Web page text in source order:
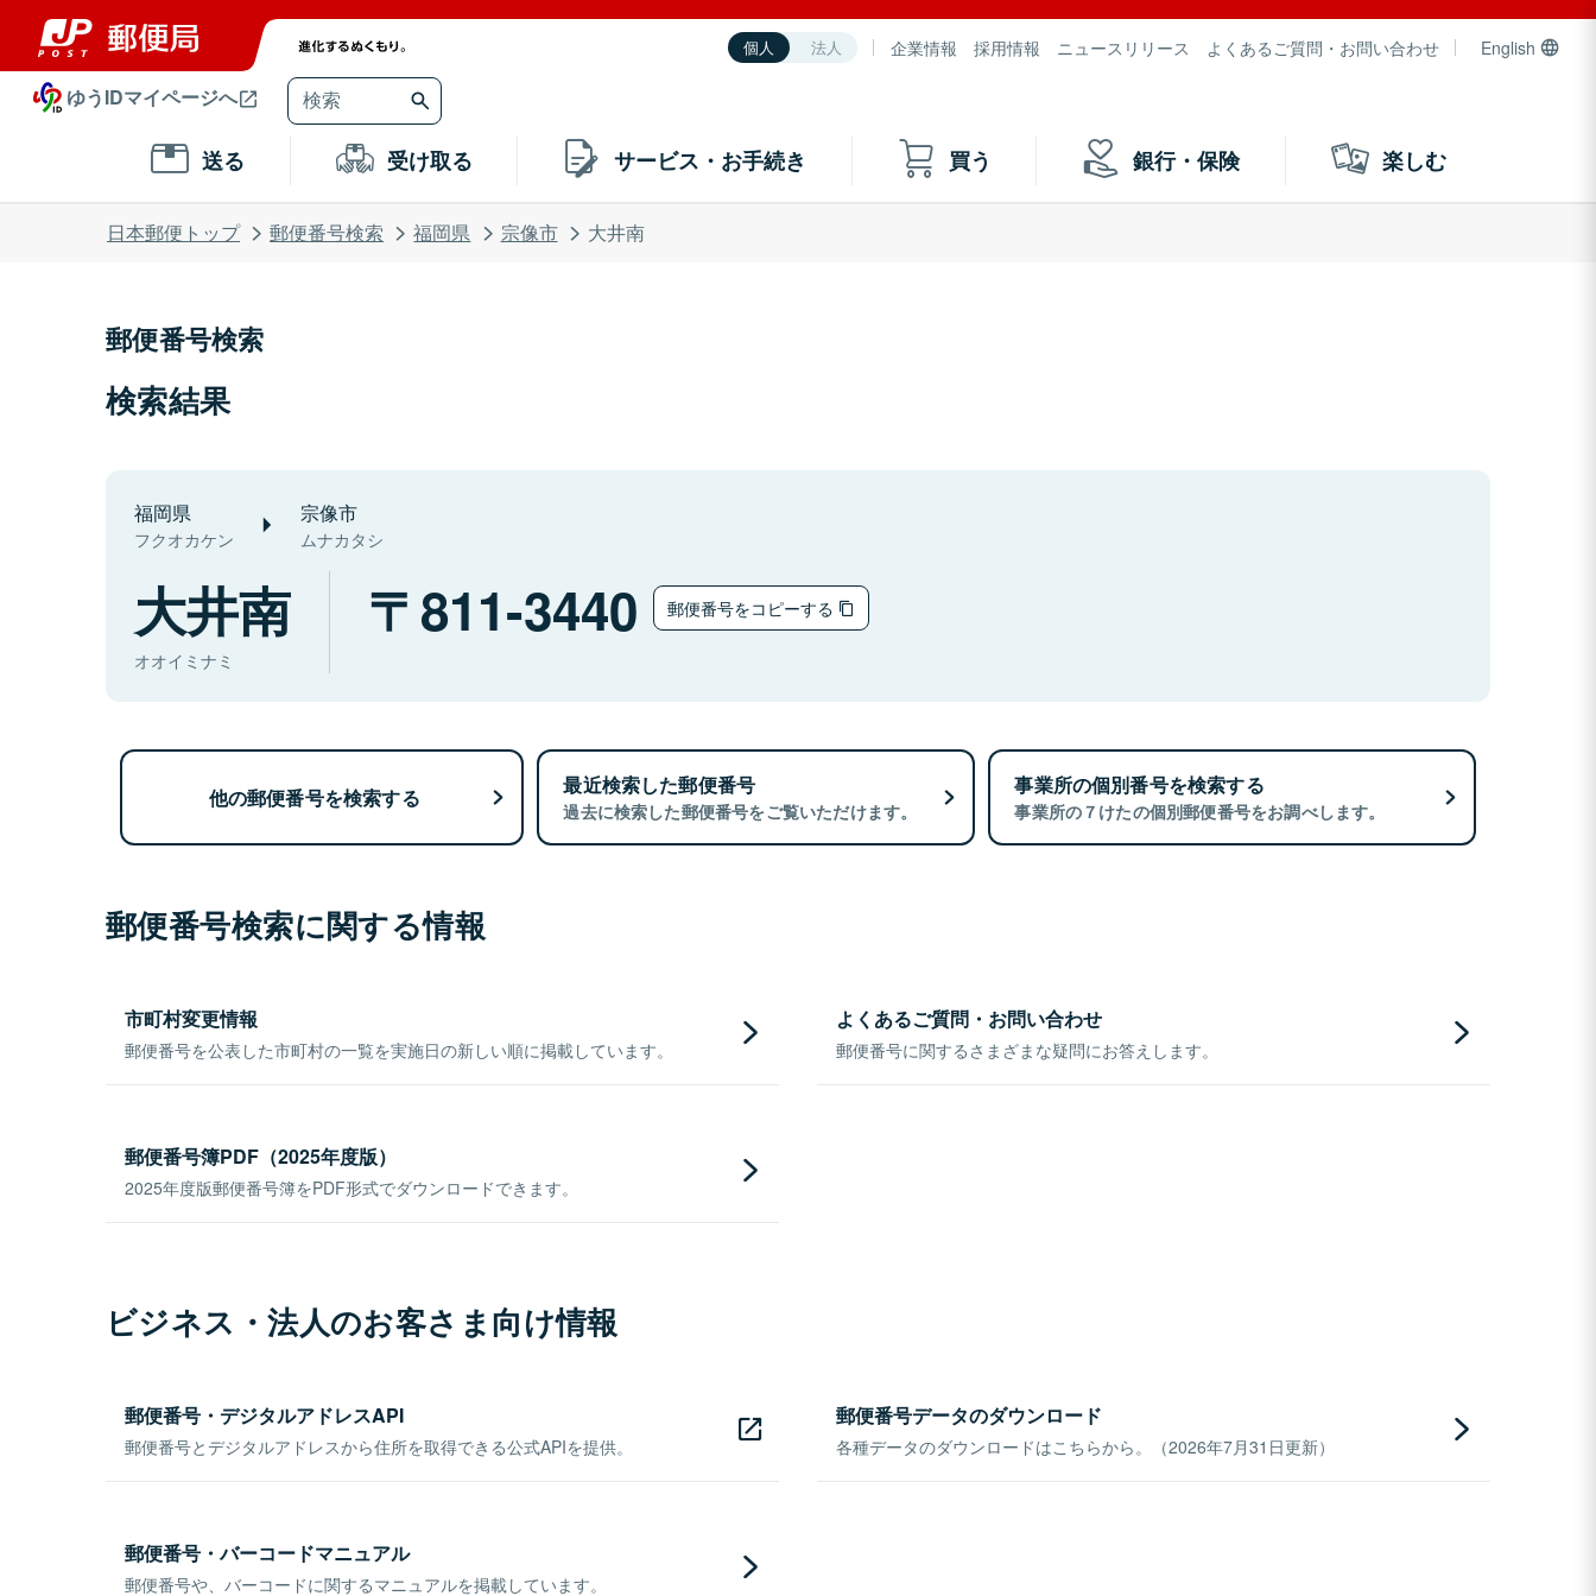
個人 法人 企業情報 採用情報 ニュースリリース よくあるご質問・お問い合わせ English
ゆうIDマイページへ
送る 受け取る サービス・お手続き 買う 銀行・保険 楽しむ
日本郵便トップ 郵便番号検索 福岡県 宗像市 大井南
郵便番号検索
検索結果
福岡県
フクオカケン
宗像市
ムナカタシ
大井南
オオイミナミ
811-3440 郵便番号をコピーする
他の郵便番号を検索する 最近検索した郵便番号
過去に検索した郵便番号をご覧いただけます。
事業所の個別番号を検索する
事業所の７けたの個別郵便番号をお調べします。
郵便番号検索に関する情報
市町村変更情報
郵便番号を公表した市町村の一覧を実施日の新しい順に掲載しています。
よくあるご質問・お問い合わせ
郵便番号に関するさまざまな疑問にお答えします。
郵便番号簿PDF（2025年度版）
2025年度版郵便番号簿をPDF形式でダウンロードできます。
ビジネス・法人のお客さま向け情報
郵便番号・デジタルアドレスAPI
郵便番号とデジタルアドレスから住所を取得できる公式APIを提供。
郵便番号データのダウンロード
各種データのダウンロードはこちらから。（2026年7月31日更新）
郵便番号・バーコードマニュアル
郵便番号や、バーコードに関するマニュアルを掲載しています。